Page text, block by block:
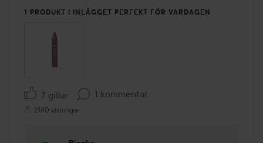
1 PRODUKT I INLÄGGET PERFEKT FÖR VARDAGEN
7 gillar 1 kommentar
2140 visningar